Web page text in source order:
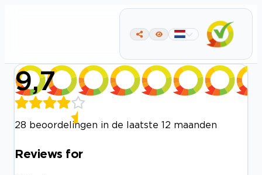
9,7
28 beoordelingen in de laatste 12 maanden
Reviews for